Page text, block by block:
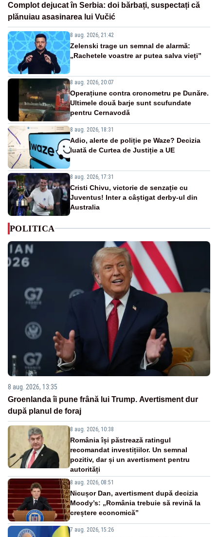
Complot dejucat în Serbia: doi bărbați, suspectați că
plănuiau asasinarea lui Vučić
8 aug. 2026, 21:42
Zelenski trage un semnal de alarmă:
„Rachetele voastre ar putea salva vieți”
8 aug. 2026, 20:07
Operațiune contra cronometru pe Dunăre.
Ultimele două barje sunt scufundate
pentru Cernavodă
8 aug. 2026, 18:31
Adio, alerte de poliție pe Waze? Decizia
luată de Curtea de Justiție a UE
8 aug. 2026, 17:31
Cristi Chivu, victorie de senzație cu
Juventus! Inter a câștigat derby-ul din
Australia
POLITICA
8 aug. 2026, 13:35
Groenlanda îi pune frână lui Trump. Avertisment dur
după planul de foraj
8 aug. 2026, 10:38
România își păstrează ratingul
recomandat investițiilor. Un semnal
pozitiv, dar și un avertisment pentru
autorități
8 aug. 2026, 08:51
Nicușor Dan, avertisment după decizia
Moody’s: „România trebuie să revină la
creștere economică”
7 aug. 2026, 15:26